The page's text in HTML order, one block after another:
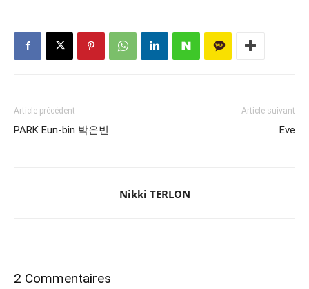
Article précédent
PARK Eun-bin 박은빈
Article suivant
Eve
Nikki TERLON
2 Commentaires